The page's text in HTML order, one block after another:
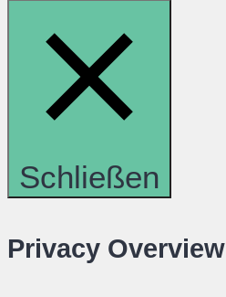
Schließen
Privacy Overview